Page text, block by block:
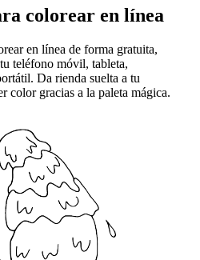
colorear en línea
en línea de forma gratuita,
teléfono móvil, tableta,
Da rienda suelta a tu
color gracias a la paleta mágica.